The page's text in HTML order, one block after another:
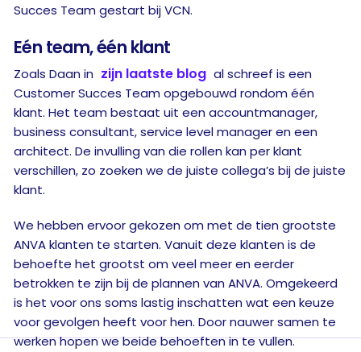
Succes Team gestart bij VCN.
Eén team, één klant
Zoals Daan in zijn laatste blog al schreef is een
Customer Succes Team opgebouwd rondom één
klant. Het team bestaat uit een accountmanager,
business consultant, service level manager en een
architect. De invulling van die rollen kan per klant
verschillen, zo zoeken we de juiste collega’s bij de juiste
klant.
We hebben ervoor gekozen om met de tien grootste
ANVA klanten te starten. Vanuit deze klanten is de
behoefte het grootst om veel meer en eerder
betrokken te zijn bij de plannen van ANVA. Omgekeerd
is het voor ons soms lastig inschatten wat een keuze
voor gevolgen heeft voor hen. Door nauwer samen te
werken hopen we beide behoeften in te vullen.